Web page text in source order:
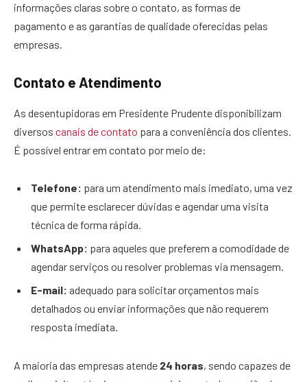
informações claras sobre o contato, as formas de
pagamento e as garantias de qualidade oferecidas pelas
empresas.
Contato e Atendimento
As desentupidoras em Presidente Prudente disponibilizam
diversos canais de contato para a conveniência dos clientes.
É possível entrar em contato por meio de:
Telefone: para um atendimento mais imediato, uma vez
que permite esclarecer dúvidas e agendar uma visita
técnica de forma rápida.
WhatsApp: para aqueles que preferem a comodidade de
agendar serviços ou resolver problemas via mensagem.
E-mail: adequado para solicitar orçamentos mais
detalhados ou enviar informações que não requerem
resposta imediata.
A maioria das empresas atende 24 horas, sendo capazes de